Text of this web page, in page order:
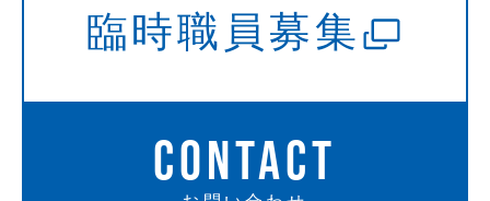
臨時職員募集
CONTACT